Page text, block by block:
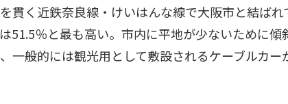
貫く近鉄奈良線・けいはんな線で大阪市と結ば
51.5％と最も高い。市内に平地が少ないために
一般的には観光用として敷設されるケーブルカ